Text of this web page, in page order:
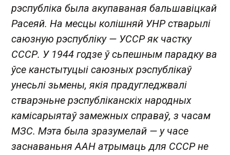
рэспубліка была акупаваная бальшавіцкай
Расеяй. На месцы колішняй УНР стварылі
саюзную рэспубліку — УССР як частку
СССР. У 1944 годзе ў сьпешным парадку ва
ўсе канстытуцыі саюзных рэспублікаў
унесьлі зьмены, якія прадугледжвалі
стварэньне рэспубліканскіх народных
камісарыятаў замежных справаў, з часам
МЗС. Мэта была зразумелай — у часе
заснаваньня ААН атрымаць для СССР не